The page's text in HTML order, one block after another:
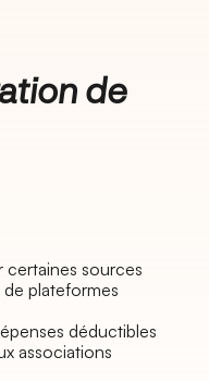
de
certaines sources
plateformes
déductibles
associations